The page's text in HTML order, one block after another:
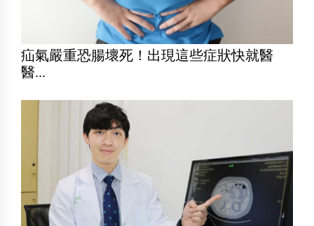
疝氣嚴重恐腸壞死！出現這些症狀快就醫
醫...